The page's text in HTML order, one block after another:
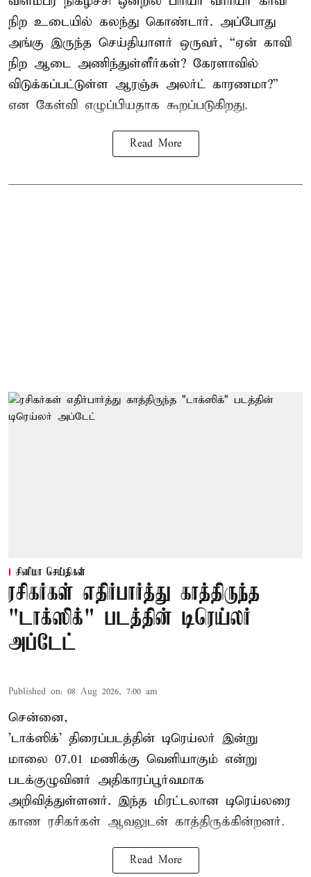
நிற உடையில் கலந்து கொண்டார். அப்போது
அங்கு இருந்த செய்தியாளர் ஒருவர், “ஏன் காவி
நிற ஆடை அணிந்துள்ளீர்கள்? கேரளாவில்
விடுக்கப்பட்டுள்ள ஆரஞ்சு அலர்ட் காரணமா?”
என கேள்வி எழுப்பியதாக கூறப்படுகிறது.
Read More
சினிமா செய்திகள்
ரசிகர்கள் எதிர்பார்த்து காத்திருந்த
"டாக்ஸிக்" படத்தின் டிரெய்லர்
அப்டேட்
Published on: 08 Aug 2026, 7:00 am
சென்னை,
'டாக்ஸிக்' திரைப்படத்தின் டிரெய்லர் இன்று
மாலை 07.01 மணிக்கு வெளியாகும் என்று
படக்குழுவினர் அதிகாரப்பூர்வமாக
அறிவித்துள்ளனர். இந்த மிரட்டலான டிரெய்லரை
காண ரசிகர்கள் ஆவலுடன் காத்திருக்கின்றனர்.
Read More